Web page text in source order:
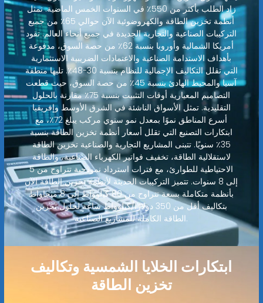
زاد الطلب بأكثر من 550٪ في السنوات الخمس الماضية. تمثل
أنظمة تخزين الطاقة والكهروضوئية الآن حوالي 65٪ من جميع
التركيبات الصناعية والتجارية الجديدة في جميع أنحاء العالم. تقود
أمريكا الشمالية وأوروبا بنسبة 62٪ من حصة السوق، مدفوعة
بأهداف الاستدامة الصناعية والاعتمادات الضريبية الاستثمارية
التي تقلل التكاليف الإجمالية للنظام بنسبة 30-48٪. تليها منطقة
آسيا والمحيط الهادئ بنسبة 45٪ من حصة السوق، حيث قطعت
التصاميم المعيارية أوقات التثبيت بنسبة 75٪ مقارنة بالحلول
التقليدية. تمثل الأسواق الناشئة في الشرق الأوسط وإفريقيا
أسرع المناطق نموًا بمعدل نمو سنوي مركب يبلغ 72٪، مع
ابتكارات التصنيع التي تقلل أسعار أنظمة تخزين الطاقة بنسبة
35٪ سنويًا. تتبنى المشاريع التجارية والصناعية تخزين الطاقة
لاستقلالية الطاقة، تخفيف فواتير الكهرباء الصناعية، والطاقة
الاحتياطية للطوارئ، مع فترات استرداد نموذجية تتراوح من 5
إلى 8 سنوات. تتميز التركيبات الحديثة لأنظمة تخزين الطاقة الآن
بأنظمة متكاملة بسعة تتراوح من 80 كيلوواط إلى 8 ميجاواط
بتكاليف أقل من 350 دولارًا/كيلوواط ساعة لحلول تخزين
الطاقة الكاملة للمشاريع الصناعية.
ابتكارات الخلايا الشمسية وتكاليف
تخزين الطاقة